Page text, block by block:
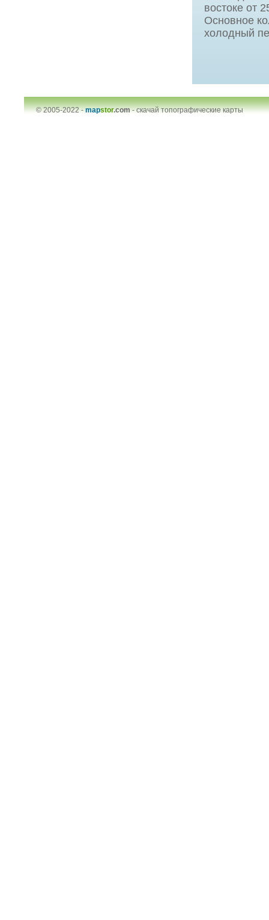
востоке от
Основное
холодный
© 2005-2022 -mapstor.com-скачай топографические карты